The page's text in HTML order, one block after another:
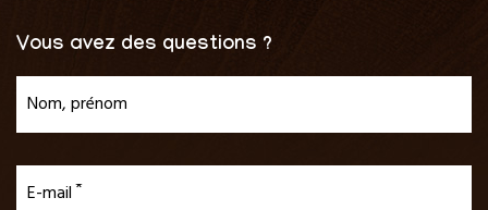
Vous avez des questions ?
Nom, prénom
E-mail